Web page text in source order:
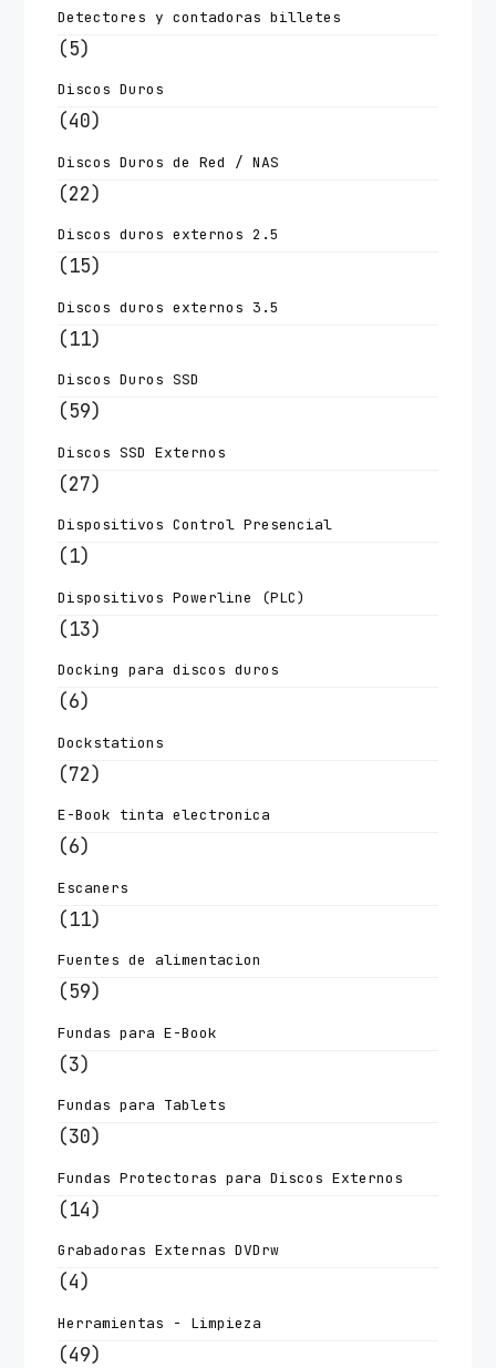
Detectores y contadoras billetes
(5)
Discos Duros
(40)
Discos Duros de Red / NAS
(22)
Discos duros externos 2.5
(15)
Discos duros externos 3.5
(11)
Discos Duros SSD
(59)
Discos SSD Externos
(27)
Dispositivos Control Presencial
(1)
Dispositivos Powerline (PLC)
(13)
Docking para discos duros
(6)
Dockstations
(72)
E-Book tinta electronica
(6)
Escaners
(11)
Fuentes de alimentacion
(59)
Fundas para E-Book
(3)
Fundas para Tablets
(30)
Fundas Protectoras para Discos Externos
(14)
Grabadoras Externas DVDrw
(4)
Herramientas - Limpieza
(49)